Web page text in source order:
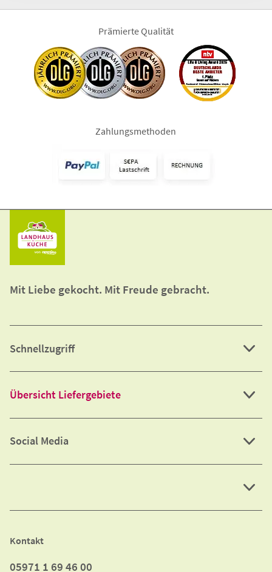
Prämierte Qualität
Zahlungsmethoden
Mit Liebe gekocht. Mit Freude gebracht.
Schnellzugriff
Übersicht Liefergebiete
Social Media
Kontakt
05971 1 69 46 00